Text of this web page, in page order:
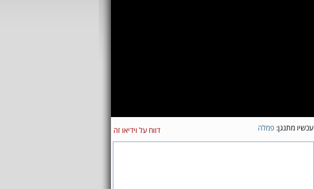
עכשיו מתנגן: פמלה דווח על וידיאו זה